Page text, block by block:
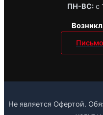
ПН-ВС: с
Не является Офертой.